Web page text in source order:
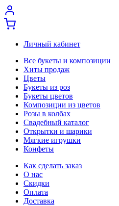
Личный кабинет
Все букеты и композиции
Хиты продаж
Цветы
Букеты из роз
Букеты цветов
Композиции из цветов
Розы в колбах
Свадебный каталог
Открытки и шарики
Мягкие игрушки
Конфеты
Как сделать заказ
О нас
Скидки
Оплата
Доставка